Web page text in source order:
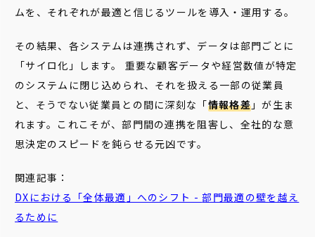
ムを、それぞれが最適と信じるツールを導入・運用する。
その結果、各システムは連携されず、データは部門ごとに
「サイロ化」します。 重要な顧客データや経営数値が特定
のシステムに閉じ込められ、それを扱える一部の従業員
と、そうでない従業員との間に深刻な「情報格差 」が生ま
れます。これこそが、部門間の連携を阻害し、全社的な意
思決定のスピードを鈍らせる元凶です。
関連記事：
DXにおける「全体最適 」へのシフト -部門最適の壁を越え
るために